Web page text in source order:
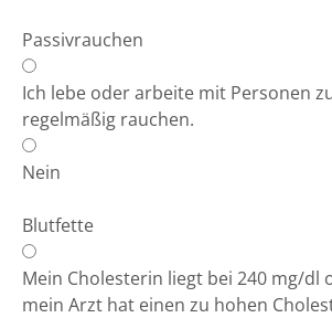
Passivrauchen
Ich lebe oder arbeite mit Personen
regelmäßig rauchen.
Nein
Blutfette
Mein Cholesterin liegt bei 240 mg/dl
mein Arzt hat einen zu hohen